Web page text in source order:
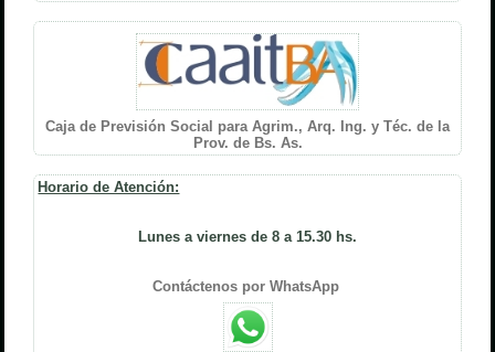
Caja de Previsión Social para Agrim., Arq. Ing. y Téc. de la
Prov. de Bs. As.
Horario de Atención:
Lunes a viernes de 8 a 15.30 hs.
Contáctenos por WhatsApp